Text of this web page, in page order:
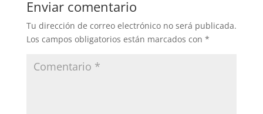
Enviar comentario
Tu dirección de correo electrónico no será publicada.
Los campos obligatorios están marcados con *